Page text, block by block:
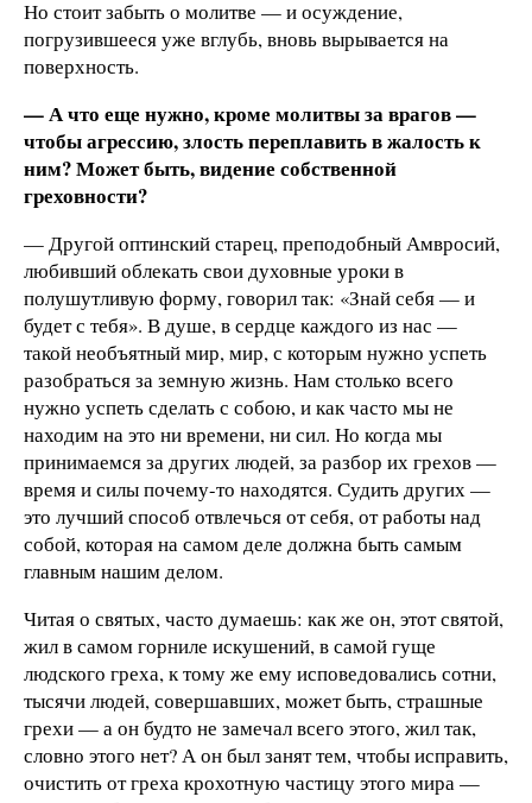
Но стоит забыть о молитве — и осуждение,
погрузившееся уже вглубь, вновь вырывается на
поверхность.
— А что еще нужно, кроме молитвы за врагов —
чтобы агрессию, злость переплавить в жалость к
ним? Может быть, видение собственной
греховности?
— Другой оптинский старец, преподобный Амвросий,
любивший облекать свои духовные уроки в
полушутливую форму, говорил так: «Знай себя — и
будет с тебя». В душе, в сердце каждого из нас —
такой необъятный мир, мир, с которым нужно успеть
разобраться за земную жизнь. Нам столько всего
нужно успеть сделать с собою, и как часто мы не
находим на это ни времени, ни сил. Но когда мы
принимаемся за других людей, за разбор их грехов —
время и силы почему-то находятся. Судить других —
это лучший способ отвлечься от себя, от работы над
собой, которая на самом деле должна быть самым
главным нашим делом.
Читая о святых, часто думаешь: как же он, этот святой,
жил в самом горниле искушений, в самой гуще
людского греха, к тому же ему исповедовались сотни,
тысячи людей, совершавших, может быть, страшные
грехи — а он будто не замечал всего этого, жил так,
словно этого нет? А он был занят тем, чтобы исправить,
очистить от греха крохотную частицу этого мира —